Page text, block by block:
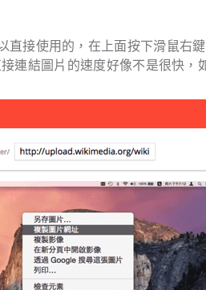
直接使用的，在上面按下滑鼠右
連結圖片的速度好像不是很快，